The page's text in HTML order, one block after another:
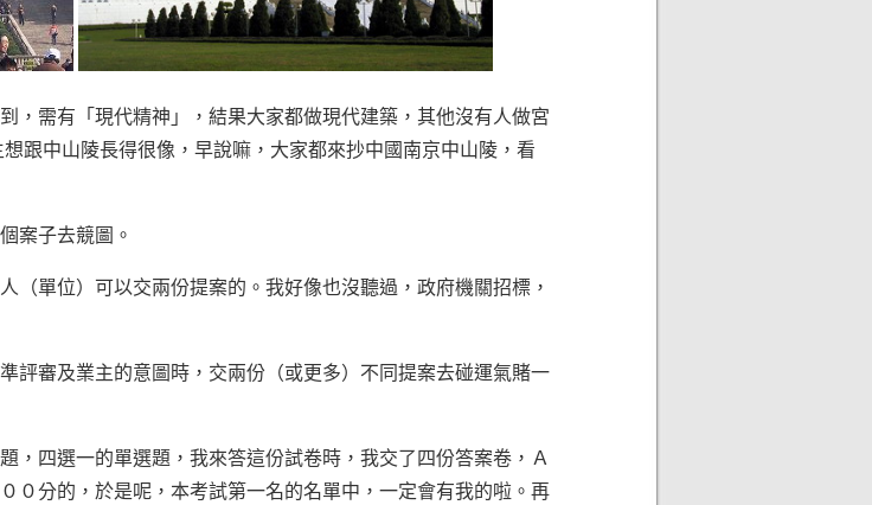
，需有「現代精神」，結果大家都做現代建築，其他沒有人做宮
跟中山陵長得很像，早說嘛，大家都來抄中國南京中山陵，看
案子去競圖。
（單位）可以交兩份提案的。我好像也沒聽過，政府機關招標，
評審及業主的意圖時，交兩份（或更多）不同提案去碰運氣賭一
，四選一的單選題，我來答這份試卷時，我交了四份答案卷，Ａ
０分的，於是呢，本考試第一名的名單中，一定會有我的啦。再